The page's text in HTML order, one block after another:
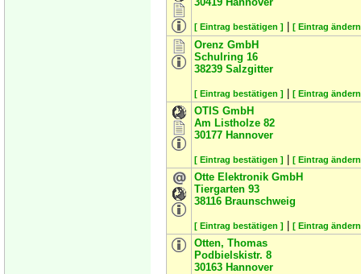
[ Eintrag bestätigen ] [ Eintrag
Orenz GmbH
Schulring 16
38239 Salzgitter
[ Eintrag bestätigen ] [ Eintrag
OTIS GmbH
Am Listholze 82
30177 Hannover
[ Eintrag bestätigen ] [ Eintrag
Otte Elektronik GmbH
Tiergarten 93
38116 Braunschweig
[ Eintrag bestätigen ] [ Eintrag
Otten, Thomas
Podbielskistr. 8
30163 Hannover